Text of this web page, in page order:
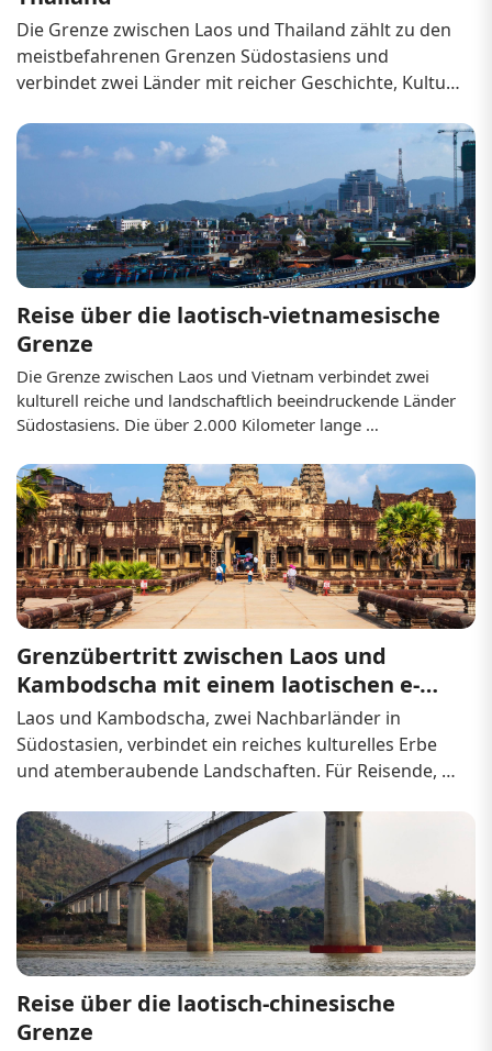
Die Grenze zwischen Laos und Thailand zählt zu den
meistbefahrenen Grenzen Südostasiens und
verbindet zwei Länder mit reicher Geschichte, Kultur
pulsierende Städte oder die beschaulichen
Landschaften von Laos erkunden möchten – der
Reise über die laotisch-vietnamesische
Grenze
Die Grenze zwischen Laos und Vietnam verbindet zwei
kulturell reiche und landschaftlich beeindruckende Länder
Südostasiens. Die über 2.000 Kilometer lange
Touristen, Expats und Geschäftsreisende. Ob Sie schroffe
Berge, üppige Wälder oder pulsierende Städte
durchqueren – wenn Sie die Anforderungen und Abläufe
beim Grenzübertritt zwischen Laos und Vietnam kennen,
verläuft Ihre Reise reibu...
Grenzübertritt zwischen Laos und
Kambodscha mit einem laotischen e-
Visum
Laos und Kambodscha, zwei Nachbarländer in
Südostasien, verbindet ein reiches kulturelles Erbe
und atemberaubende Landschaften. Für Reisende,
zwischen diesen beiden Ländern eine gängige Route,
egal ob es in die ruhigen Berge von Laos ode...
Reise über die laotisch-chinesische
Grenze